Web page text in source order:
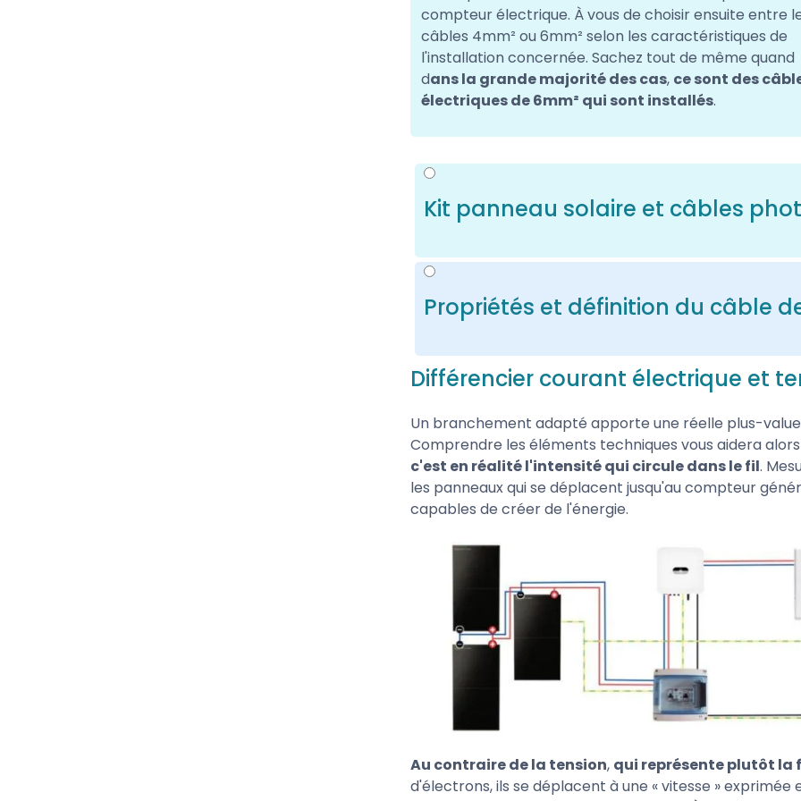
compteur électrique. À vous de choisir ensuite entre
câbles 4mm² ou 6mm² selon les caractéristiques de
l'installation concernée. Sachez tout de même quand
dans la grande majorité des cas, ce sont des
électriques de 6mm² qui sont installés.
Kit panneau solaire et câbles
Bonne nouvelle, si vous avez opté pour un kit solaire
Vous n'aurez donc pas besoin de les acheter à
cherchent à composer eux même leur installation
devenus défectueux. Autre argument en faveur des
Si vous avez tout de même besoin de commander du
perdus et sans indications, nous vous conseillons de
raccordement en fonction de la puissance et des
Propriétés et définition du câble
Ce câble est lui aussi nécessaire dans les
protection de ces dernières. Pour un coffret qui
changer. Nous vous invitons à contacter un
s'avérer dangereuse si vous commettez une erreur.
À choisir selon plusieurs longueurs de couronnes, il
protection électrique. Une fois qu'il est correctement
la tension est envoyée dans le sol
, ce qui permet
Différencier courant électrique et
Un branchement adapté apporte une réelle plus-
Comprendre les éléments techniques vous aidera
c'est en réalité l'intensité qui circule dans le fil.
les panneaux qui se déplacent jusqu'au compteur
capables de créer de l'énergie.
Au contraire de la tension, qui représente plutôt la
d'électrons, ils se déplacent à une « vitesse »